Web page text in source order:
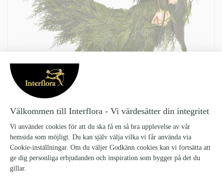
BEGRAVNINGSKRANS
Begravningskrans_4